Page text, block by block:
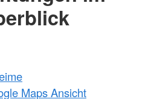
Maps Ansicht